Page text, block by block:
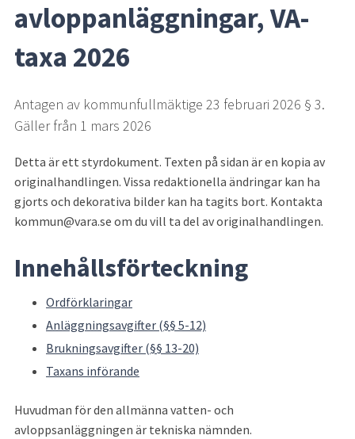
avloppanläggningar, VA-
taxa 2026
Antagen av kommunfullmäktige 23 februari 2026 § 3.
Gäller från 1 mars 2026
Detta är ett styrdokument. Texten på sidan är en kopia av
originalhandlingen. Vissa redaktionella ändringar kan ha
gjorts och dekorativa bilder kan ha tagits bort. Kontakta
kommun@vara.se om du vill ta del av originalhandlingen.
Innehållsförteckning
Ordförklaringar
Anläggningsavgifter (§§ 5-12)
Brukningsavgifter (§§ 13-20)
Taxans införande
Huvudman för den allmänna vatten- och
avloppsanläggningen är tekniska nämnden.